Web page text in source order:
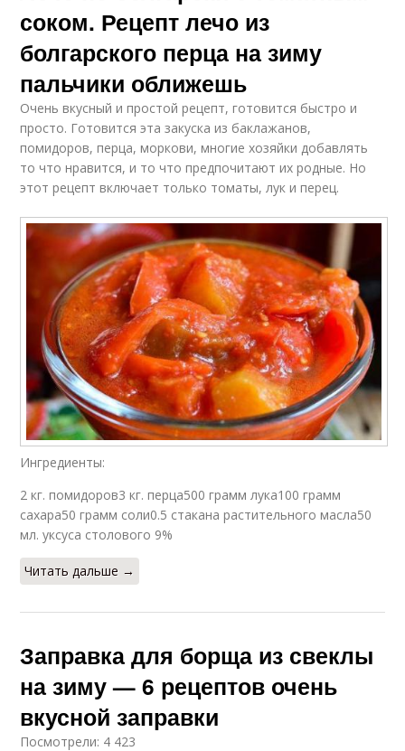
соком. Рецепт лечо из
болгарского перца на зиму
пальчики оближешь
Очень вкусный и простой рецепт, готовится быстро и
просто. Готовится эта закуска из баклажанов,
помидоров, перца, моркови, многие хозяйки добавлять
то что нравится, и то что предпочитают их родные. Но
этот рецепт включает только томаты, лук и перец.
Ингредиенты:
2 кг. помидоров3 кг. перца500 грамм лука100 грамм
сахара50 грамм соли0.5 стакана растительного масла50
мл. уксуса столового 9%
Читать дальше →
Заправка для борща из свеклы
на зиму — 6 рецептов очень
вкусной заправки
Посмотрели: 4 423